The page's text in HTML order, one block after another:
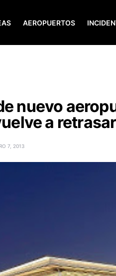
AEROPUERTOS
nuevo
a
7, 2013